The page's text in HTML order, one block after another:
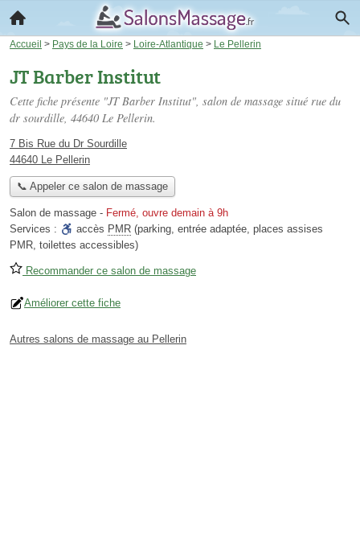
Accueil > Pays de la Loire > Loire-Atlantique > Le Pellerin
JT Barber Institut
Cette fiche présente "JT Barber Institut", salon de massage situé rue du
dr sourdille, 44640 Le Pellerin.
7 Bis Rue du Dr Sourdille
44640 Le Pellerin
📞 Appeler ce salon de massage
Salon de massage - Fermé, ouvre demain à 9h
Services :
accès PMR (parking, entrée adaptée, places assises
PMR, toilettes accessibles)
Recommander ce salon de massage
Améliorer cette fiche
Autres salons de massage au Pellerin